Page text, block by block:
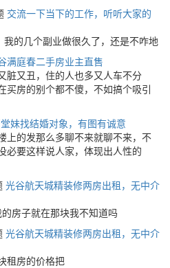
交流一下当下的工作，听听大家的
的几个副业做很久了，还是不咋地
满庭春二手房业主直售
脏又丑，住的人也多又人车不分
买房的别个都不傻，不如搞个吸引
妹找结婚对象，有图有诚意
上的发那么多聊不来就聊不来，不
必要这样说人家，体现出人性的
光谷航天城精装修两房出租，无中介
房子就在那块我不知道吗
光谷航天城精装修两房出租，无中介
租房的价格把